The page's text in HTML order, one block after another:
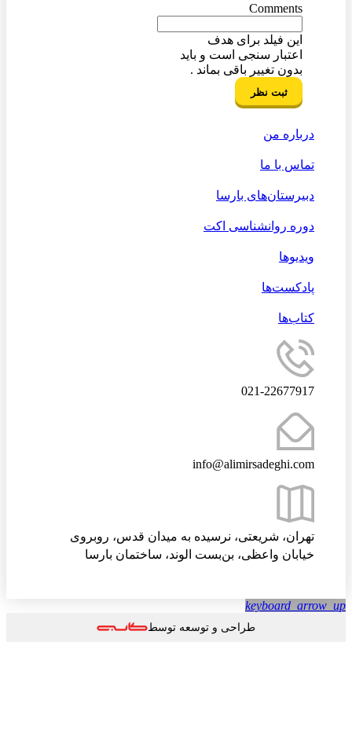
Comments
این فیلد برای هدف
اعتبار سنجی است و باید
بدون تغییر باقی بماند .
درباره من
تماس با ما
دبیرستان‌های بارسا
دوره روانشناسی اکت
ویدیوها
پادکست‌ها
کتاب‌ها
021-22677917
info@alimirsadeghi.com
تهران، شریعتی، نرسیده به میدان قدس، روبروی
خیابان واعظی، بن‌بست الوند، ساختمان بارسا
طراحی و توسعه توسط